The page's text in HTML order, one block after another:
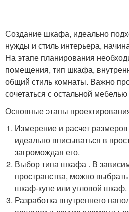
Создание шкафа, идеально
нужды и стиль интерьера,
На этапе планирования
помещения, тип шкафа,
общий стиль комнаты. Важно
сочетаться с остальной
Основные этапы
Измерение и расчет
идеально вписываться в
загромождая его.
Выбор типа шкафа . В
пространства, можно
шкаф-купе или угловой шкаф.
Разработка внутреннего